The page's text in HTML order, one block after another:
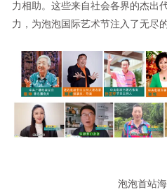
力相助。这些来自社会各界的杰出
力，为泡泡国际艺术节注入了无尽
泡泡首站